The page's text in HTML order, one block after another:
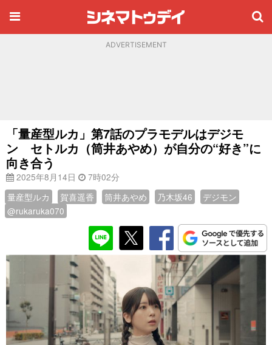
ADVERTISEMENT
「量産型ルカ」第7話のプラモデルはデジモ
ン セトルカ（筒井あやめ）が自分の“好き”に
向き合う
2025年8月14日
7時02分
量産型ルカ
賀喜遥香 筒井あやめ 乃木坂46
デジモン
@rukaruka070